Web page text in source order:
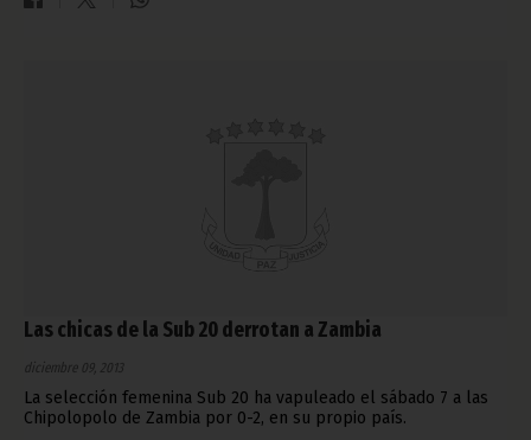
Las chicas de la Sub 20 derrotan a Zambia
diciembre 09, 2013
La selección femenina Sub 20 ha vapuleado el sábado 7 a las
Chipolopolo de Zambia por 0-2, en su propio país.